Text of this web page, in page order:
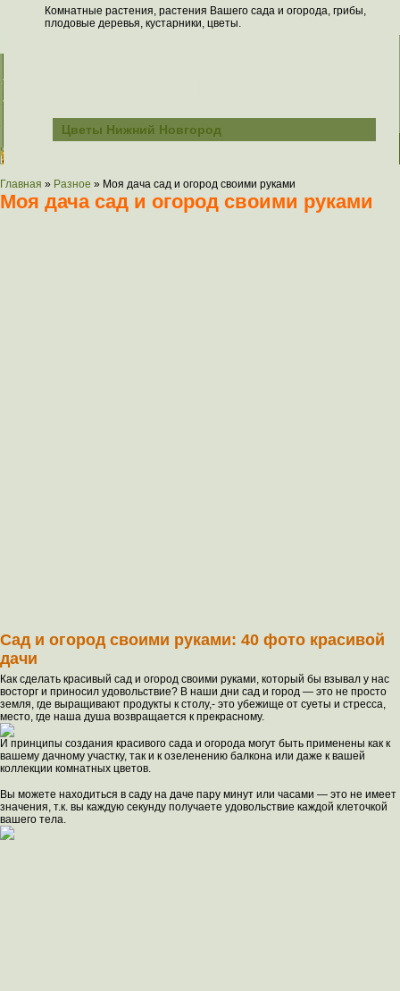
Комнатные растения, растения Вашего сада и огорода, грибы,
плодовые деревья, кустарники, цветы.
Цветы Нижний Новгород
Главная » Разное » Моя дача сад и огород своими руками
Моя дача сад и огород своими руками
Сад и огород своими руками: 40 фото красивой
дачи
Как сделать красивый сад и огород своими руками, который бы взывал у нас
восторг и приносил удовольствие? В наши дни сад и город — это не просто
земля, где выращивают продукты к столу,- это убежище от суеты и стресса,
место, где наша душа возвращается к прекрасному.
И принципы создания красивого сада и огорода могут быть применены как к
вашему дачному участку, так и к озеленению балкона или даже к вашей
коллекции комнатных цветов.
Вы можете находиться в саду на даче пару минут или часами — это не имеет
значения, т.к. вы каждую секунду получаете удовольствие каждой клеточкой
вашего тела.